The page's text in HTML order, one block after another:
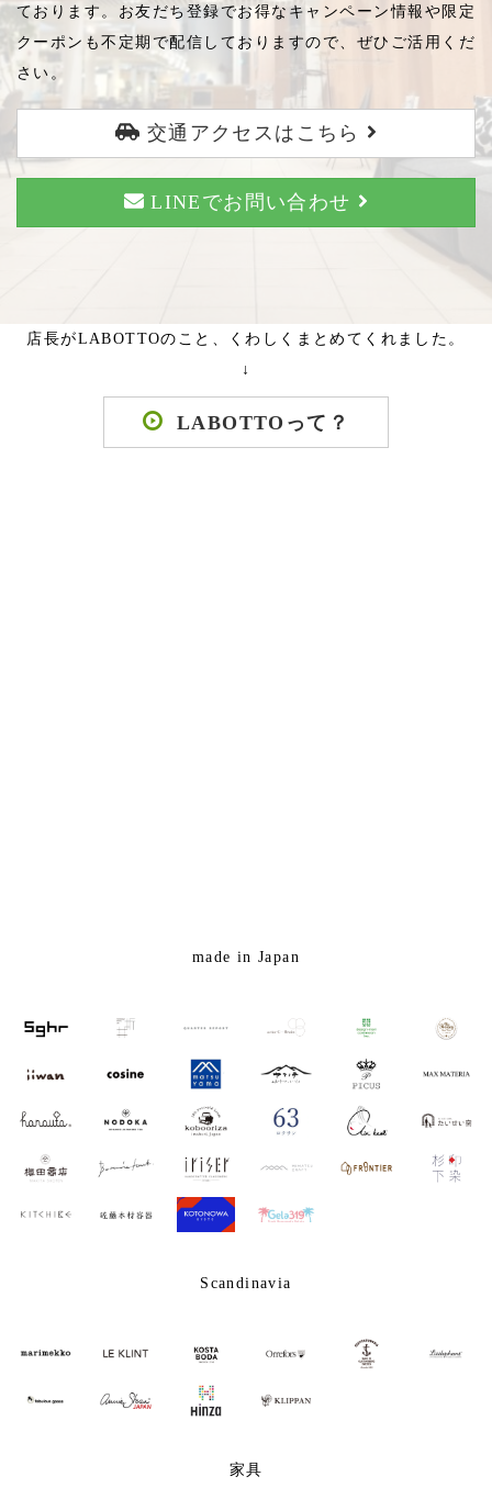
ております。お友だち登録でお得なキャンペーン情報や限定
クーポンも不定期で配信しておりますので、ぜひご活用くだ
さい。
交通アクセスはこちら
LINEでお問い合わせ
店長がLABOTTOのこと、くわしくまとめてくれました。
↓
LABOTTOって？
made in Japan
Scandinavia
家具